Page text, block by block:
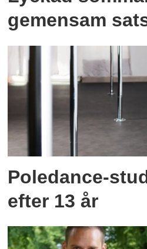
gemensam
Poledance-
efter 13 år